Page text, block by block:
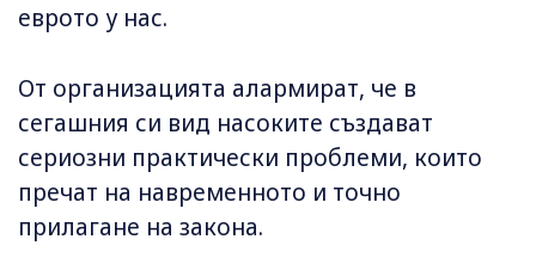
еврото у нас.
От организацията алармират, че в
сегашния си вид насоките създават
сериозни практически проблеми, които
пречат на навременното и точно
прилагане на закона.